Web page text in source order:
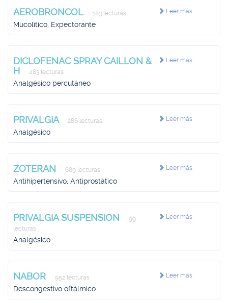
Leer más
AEROBRONCOL 183 lecturas
Mucolítico, Expectorante
Leer más
DICLOFENAC SPRAY CAILLON &
H
483 lecturas
Analgésico percutáneo
Leer más
PRIVALGIA 286 lecturas
Analgésico
Leer más
ZOTERAN 689 lecturas
Antihipertensivo, Antiprostático
Leer más
PRIVALGIA SUSPENSION
99
lecturas
Analgésico
Leer más
NABOR 952 lecturas
Descongestivo oftálmico